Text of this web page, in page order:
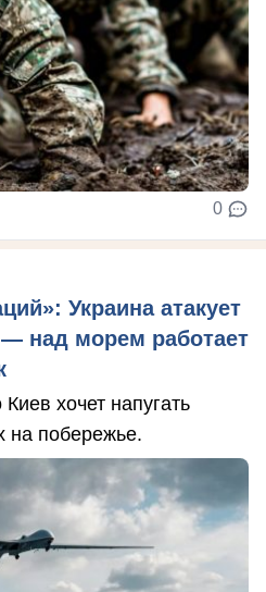
0
Украина атакует
над морем работает
хочет напугать
на побережье.